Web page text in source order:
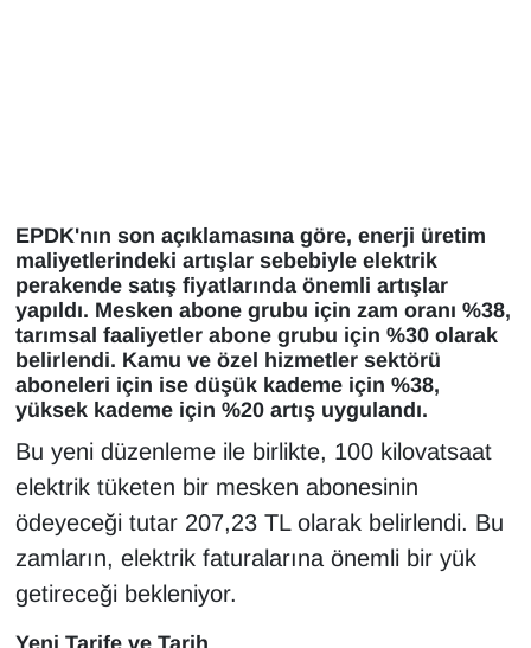
EPDK'nın son açıklamasına göre, enerji üretim
maliyetlerindeki artışlar sebebiyle elektrik
perakende satış fiyatlarında önemli artışlar
yapıldı. Mesken abone grubu için zam oranı %38,
tarımsal faaliyetler abone grubu için %30 olarak
belirlendi. Kamu ve özel hizmetler sektörü
aboneleri için ise düşük kademe için %38,
yüksek kademe için %20 artış uygulandı.
Bu yeni düzenleme ile birlikte, 100 kilovatsaat
elektrik tüketen bir mesken abonesinin
ödeyeceği tutar 207,23 TL olarak belirlendi. Bu
zamların, elektrik faturalarına önemli bir yük
getireceği bekleniyor.
Yeni Tarife ve Tarih
Kadın
Kamu Alımları
Kim Kimdir?
KURDÎ
MAGAZİN
MEDYA